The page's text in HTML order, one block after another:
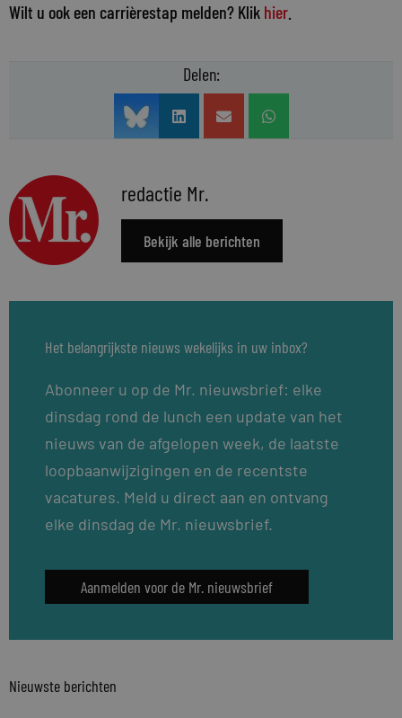
Wilt u ook een carrièrestap melden? Klik hier
Delen:
redactie Mr.
Bekijk alle berichten
Het belangrijkste nieuws wekelijks in uw inbox?
Abonneer u op de Mr. nieuwsbrief: elke
dinsdag rond de lunch een update van het
nieuws van de afgelopen week, de laatste
loopbaanwijzigingen en de recentste
vacatures. Meld u direct aan en ontvang
elke dinsdag de Mr. nieuwsbrief.
Aanmelden voor de Mr. nieuwsbrief
Nieuwste berichten